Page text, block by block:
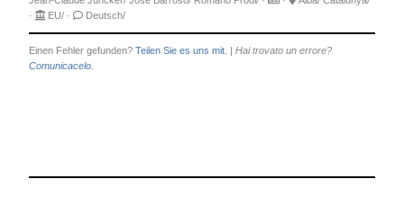
·
EU/ · Deutsch/
Einen Fehler gefunden? Teilen Sie es uns mit. | Hai trovato un errore?
Comunicacelo.